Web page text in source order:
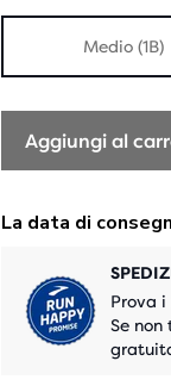
Medio (1B)
Aggiungi al
Prova
Se